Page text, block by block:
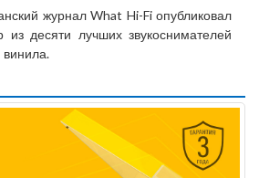
журнал What Hi-Fi опубликовал
из десяти лучших звукоснимателей
винила.